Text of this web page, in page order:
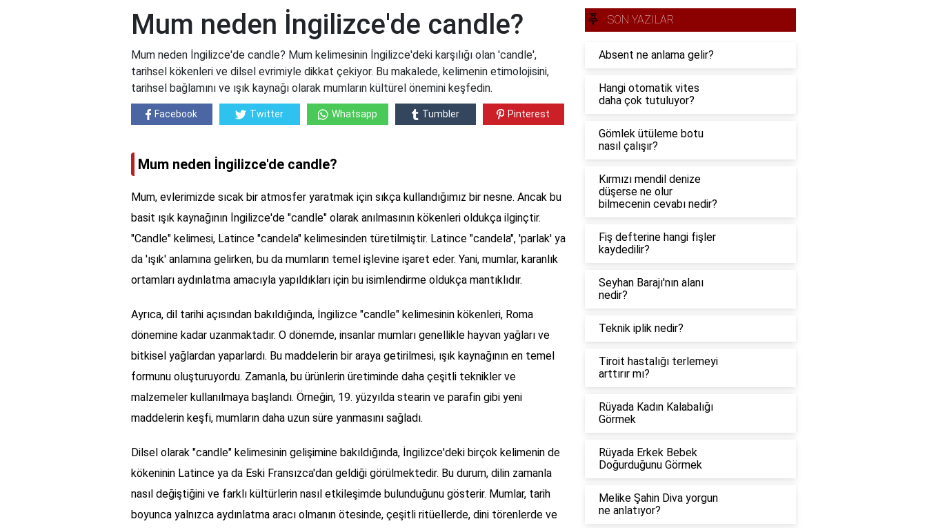
Mum neden İngilizce'de candle?
Mum neden İngilizce'de candle? Mum kelimesinin İngilizce'deki karşılığı olan 'candle',
tarihsel kökenleri ve dilsel evrimiyle dikkat çekiyor. Bu makalede, kelimenin etimolojisini,
tarihsel bağlamını ve ışık kaynağı olarak mumların kültürel önemini keşfedin.
Facebook Twitter Whatsapp Tumbler Pinterest
Mum neden İngilizce'de candle?
Mum, evlerimizde sıcak bir atmosfer yaratmak için sıkça kullandığımız bir nesne. Ancak bu
basit ışık kaynağının İngilizce'de "candle" olarak anılmasının kökenleri oldukça ilginçtir.
"Candle" kelimesi, Latince "candela" kelimesinden türetilmiştir. Latince "candela", 'parlak' ya
da 'ışık' anlamına gelirken, bu da mumların temel işlevine işaret eder. Yani, mumlar, karanlık
ortamları aydınlatma amacıyla yapıldıkları için bu isimlendirme oldukça mantıklıdır.
Ayrıca, dil tarihi açısından bakıldığında, İngilizce "candle" kelimesinin kökenleri, Roma
dönemine kadar uzanmaktadır. O dönemde, insanlar mumları genellikle hayvan yağları ve
bitkisel yağlardan yaparlardı. Bu maddelerin bir araya getirilmesi, ışık kaynağının en temel
formunu oluşturuyordu. Zamanla, bu ürünlerin üretiminde daha çeşitli teknikler ve
malzemeler kullanılmaya başlandı. Örneğin, 19. yüzyılda stearin ve parafin gibi yeni
maddelerin keşfi, mumların daha uzun süre yanmasını sağladı.
Dilsel olarak "candle" kelimesinin gelişimine bakıldığında, İngilizce'deki birçok kelimenin de
kökeninin Latince ya da Eski Fransızca'dan geldiği görülmektedir. Bu durum, dilin zamanla
nasıl değiştiğini ve farklı kültürlerin nasıl etkileşimde bulunduğunu gösterir. Mumlar, tarih
boyunca yalnızca aydınlatma aracı olmanın ötesinde, çeşitli ritüellerde, dini törenlerde ve
SON YAZILAR
Absent ne anlama gelir?
Hangi otomatik vites
daha çok tutuluyor?
Gömlek ütüleme botu
nasıl çalışır?
Kırmızı mendil denize
düşerse ne olur
bilmecenin cevabı nedir?
Fiş defterine hangi fişler
kaydedilir?
Seyhan Barajı'nın alanı
nedir?
Teknik iplik nedir?
Tiroit hastalığı terlemeyi
arttırır mı?
Rüyada Kadın Kalabalığı
Görmek
Rüyada Erkek Bebek
Doğurduğunu Görmek
Melike Şahin Diva yorgun
ne anlatıyor?